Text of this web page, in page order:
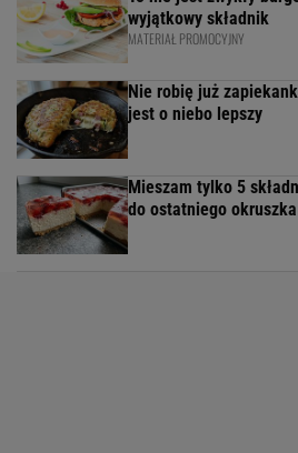
wyjątkowy składnik
MATERIAŁ PROMOCYJNY
Nie robię już
jest o niebo lepszy
Mieszam tylko 5
do ostatniego okruszka